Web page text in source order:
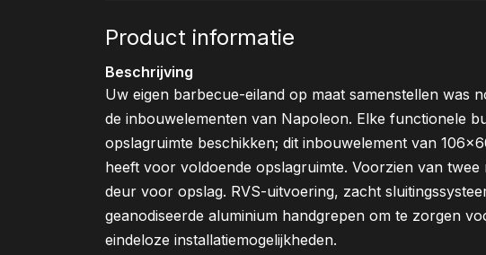
Product informatie
Beschrijving
Uw eigen barbecue-eiland op maat samenstellen was
de inbouwelementen van Napoleon. Elke functionele
opslagruimte beschikken; dit inbouwelement van
heeft voor voldoende opslagruimte. Voorzien van twee
deur voor opslag. RVS-uitvoering, zacht
geanodiseerde aluminium handgrepen om te zorgen
eindeloze installatiemogelijkheden.